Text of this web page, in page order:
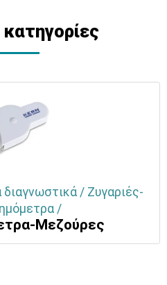
/ Ζυγαριές-
/
Μεζούρες